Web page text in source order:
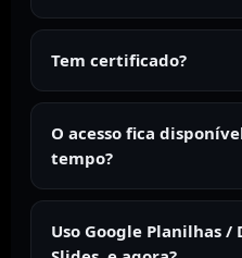
Tem certificado?
O acesso fica
tempo?
Uso Google Planilhas /